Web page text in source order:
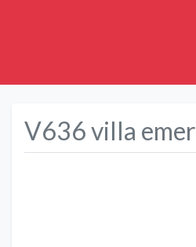
V636 villa